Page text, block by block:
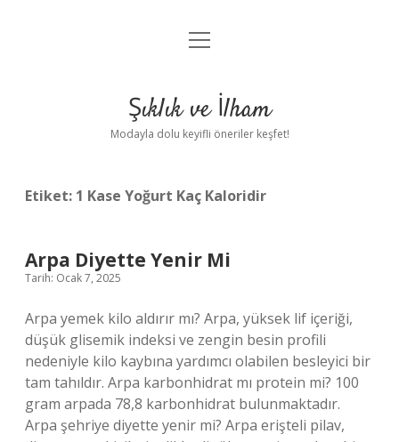
Anasayfa
Yasal Uyarı
menüyü
Şıklık ve İlham
Modayla dolu keyifli öneriler keşfet!
Etiket: 1 Kase Yoğurt Kaç Kaloridir
Arpa Diyette Yenir Mi
Tarih: Ocak 7, 2025
Arpa yemek kilo aldırır mı? Arpa, yüksek lif içeriği,
düşük glisemik indeksi ve zengin besin profili
nedeniyle kilo kaybına yardımcı olabilen besleyici bir
tam tahıldır. Arpa karbonhidrat mı protein mi? 100
gram arpada 78,8 karbonhidrat bulunmaktadır.
Arpa şehriye diyette yenir mi? Arpa erişteli pilav,